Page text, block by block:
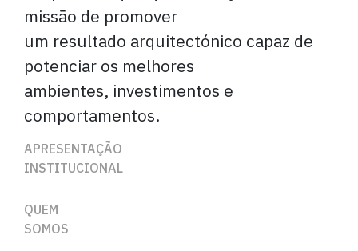
missão de promover
um resultado arquitectónico capaz de
potenciar os melhores
ambientes, investimentos e
comportamentos.
APRESENTAÇÃO
INSTITUCIONAL
QUEM
SOMOS